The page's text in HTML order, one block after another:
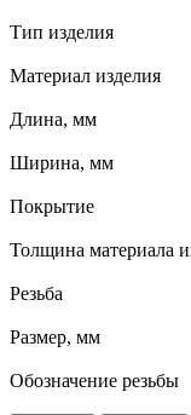
Тип изделия
Материал изделия
Длина, мм
Ширина, мм
Покрытие
Толщина материала
Резьба
Размер, мм
Обозначение резьбы